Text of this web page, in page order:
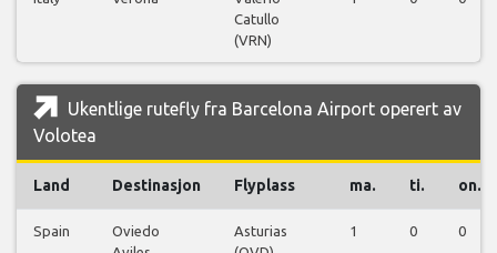
Catullo
(VRN)
Ukentlige rutefly fra Barcelona Airport operert av
Volotea
Land Destinasjon Flyplass ma. ti. on.
Spain
Oviedo
Asturias
1 0 0